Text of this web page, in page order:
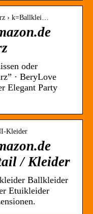
› k=Ballklei…
oder
· BeryLove
Elegant Party
Kleider
/ Kleider
Ballkleider
Etuikleider